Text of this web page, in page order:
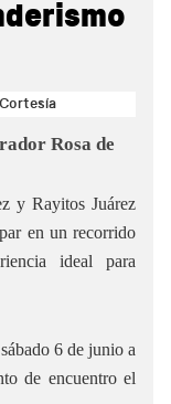
Rosa de
y Rayitos Juárez
en un recorrido
ideal para
6 de junio a
de encuentro el